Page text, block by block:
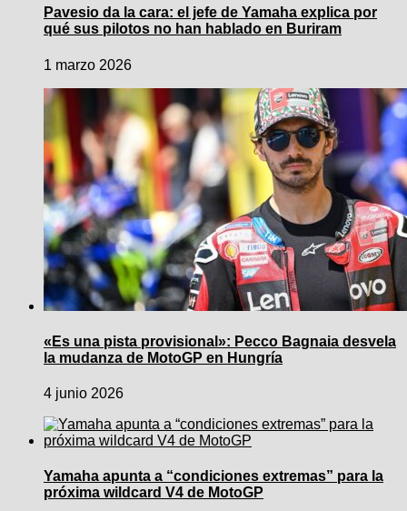
Pavesio da la cara: el jefe de Yamaha explica por
qué sus pilotos no han hablado en Buriram
1 marzo 2026
«Es una pista provisional»: Pecco Bagnaia desvela
la mudanza de MotoGP en Hungría
4 junio 2026
Yamaha apunta a “condiciones extremas” para la
próxima wildcard V4 de MotoGP